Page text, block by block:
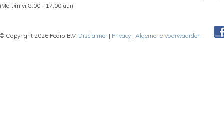
(Ma t/m vr 8.00 - 17.00 uur)
© Copyright 2026 Pedro B.V. Disclaimer| Privacy | Algemene Voorwaarden